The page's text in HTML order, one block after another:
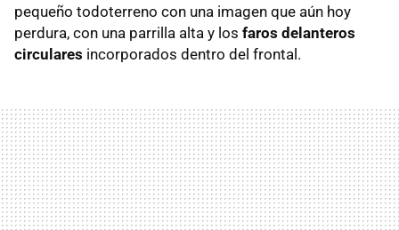
pequeño todoterreno con una imagen que aún hoy
perdura, con una parrilla alta y los faros delanteros
circulares incorporados dentro del frontal.